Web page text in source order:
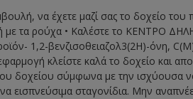
να έχετε μαζί σας το δοχείο του
με τα ρούχα • Καλέστε το ΚΕΝΤΡΟ
1,2-βενζισοθειαζολ3(2H)-όνη,
κλείστε καλά το δοχείο και
δοχείου σύμφωνα με την ισχύουσα
εισπνεύσιμα σταγονίδια. Μην